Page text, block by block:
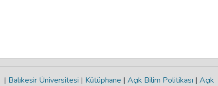
| Balıkesir Üniversitesi | Kütüphane | Açık Bilim Politikası | Açık